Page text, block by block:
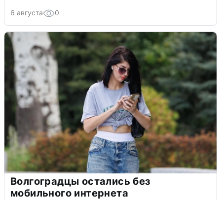
6 августа 0
Волгоградцы остались без
мобильного интернета